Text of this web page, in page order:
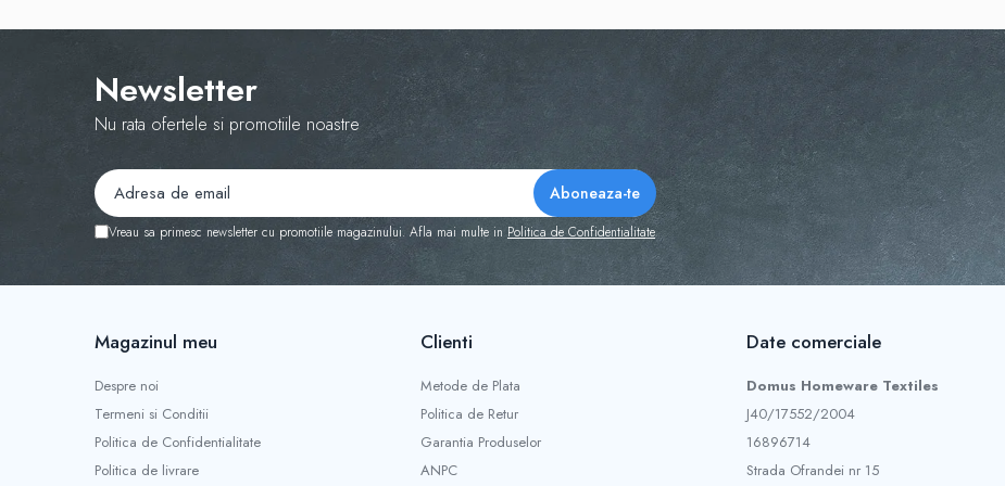
Livrare gratuită la comenzi peste 350 Lei. Plată cu cardul sau ramburs la curier. Livrare în 1-3 zile lucrătoare.
Newsletter
Nu rata ofertele si promotiile noastre
Vreau sa primesc newsletter cu promotiile magazinului. Afla mai multe in Politica de Confidentialitate
Magazinul meu
Despre noi
Termeni si Conditii
Politica de Confidentialitate
Politica de livrare
Clienti
Metode de Plata
Politica de Retur
Garantia Produselor
ANPC
Date comerciale
Domus Homeware Textiles
J40/17552/2004
16896714
Strada Ofrandei nr 15